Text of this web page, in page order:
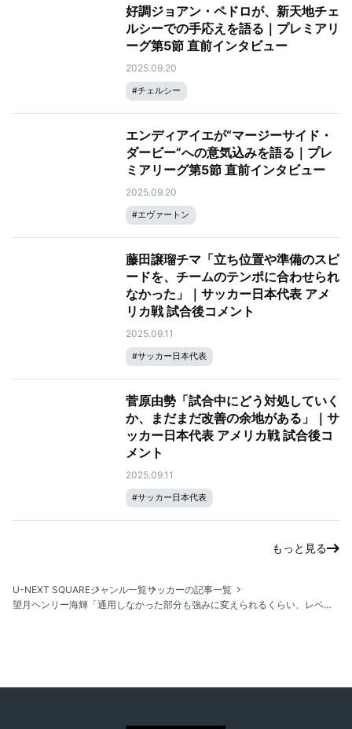
好調ジョアン・ペドロが、新天地チェ
ルシーでの手応えを語る｜プレミアリ
ーグ第5節 直前インタビュー
2025.09.20
#チェルシー
エンディアイエが“マージーサイド・
ダービー”への意気込みを語る｜プレ
ミアリーグ第5節 直前インタビュー
2025.09.20
#エヴァートン
藤田譲瑠チマ「立ち位置や準備のスピ
ードを、チームのテンポに合わせられ
なかった」｜サッカー日本代表 アメ
リカ戦 試合後コメント
2025.09.11
#サッカー日本代表
菅原由勢「試合中にどう対処していく
か、まだまだ改善の余地がある」｜サ
ッカー日本代表 アメリカ戦 試合後コ
メント
2025.09.11
#サッカー日本代表
もっと見る
U-NEXT SQUAREジャンル一覧サッカーの記事一覧
望月ヘンリー海輝「通用しなかった部分も強みに変えられるくらい、レベルアップしていきたい」｜サッカー日本代表 アメリカ戦 試合後コメント